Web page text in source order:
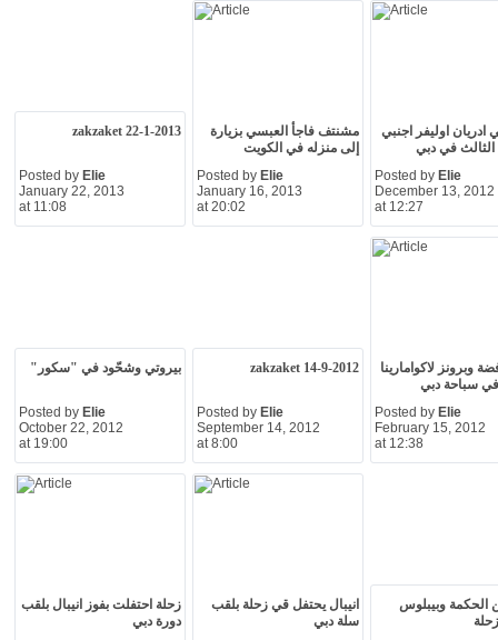
zakzaket 22-1-2013
Posted by Elie
January 22, 2013
at 11:08
مشنتف فاجأ العبسي بزيارة
إلى منزله في الكويت
Posted by Elie
January 16, 2013
at 20:02
ادريان اوليفر اجنبي
الثالث في دبي
Posted by Elie
December 13, 2012
at 12:27
بيروتي وشحّود في "سكور"
Posted by Elie
October 22, 2012
at 19:00
zakzaket 14-9-2012
Posted by Elie
September 14, 2012
at 8:00
وبرونز لاكوامارينا
سباحة دبي
Posted by Elie
February 15, 2012
at 12:38
زحلة احتفلت بفوز انيبال بلقب
دورة دبي
انيبال يحتفل قي زحلة بلقب
سلة دبي
الحكمة وبيبلوس